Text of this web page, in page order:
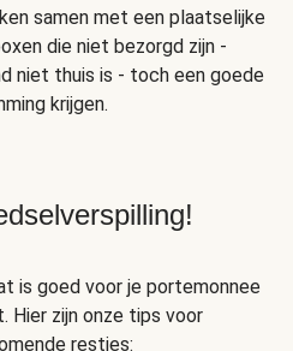
samen met een plaatselijke
die niet bezorgd zijn -
niet thuis is - toch een goede
krijgen.
is goed voor je portemonnee
Hier zijn onze tips voor
restjes: